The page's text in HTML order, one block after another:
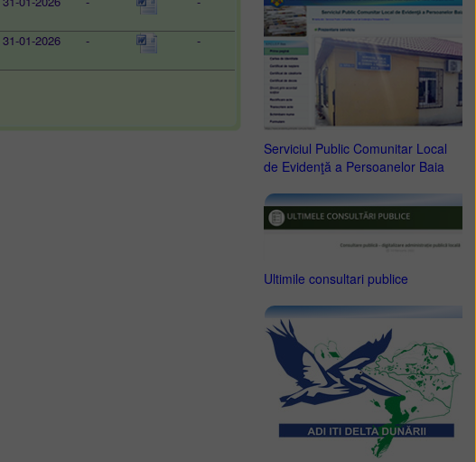
31-01-2026 - -
Serviciul Public Comunitar Local
de Evidenţă a Persoanelor Baia
Ultimile consultari publice